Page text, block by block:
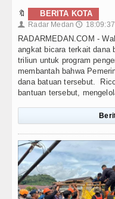
🔖 BERITA KOTA
👤 Radar Medan 🕔
RADARMEDAN.COM -
angkat bicara terkait dana
triliun untuk program
membantah bahwa
dana batuan tersebut.
bantuan tersebut,